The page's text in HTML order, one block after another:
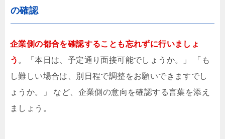
の確認
企業側の都合を確認することも忘れずに行いましょ
う 。「本日は、予定通り面接可能でしょうか。」 「も
し難しい場合は、別日程で調整をお願いできますでし
ょうか。」 など、企業側の意向を確認する言葉を添え
ましょう。